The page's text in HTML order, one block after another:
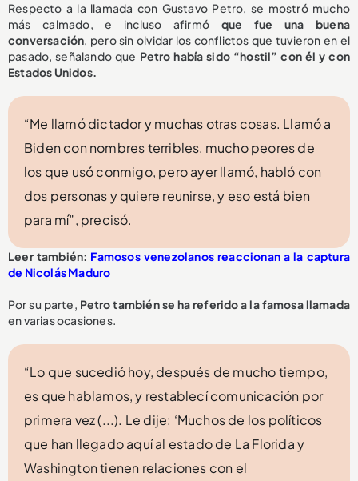
Respecto a la llamada con Gustavo Petro, se mostró mucho
más calmado, e incluso afirmó que fue una buena
conversación, pero sin olvidar los conflictos que tuvieron en el
pasado, señalando que Petro había sido “hostil” con él y con
Estados Unidos.
“Me llamó dictador y muchas otras cosas. Llamó a
Biden con nombres terribles, mucho peores de
los que usó conmigo, pero ayer llamó, habló con
dos personas y quiere reunirse, y eso está bien
para mí”, precisó.
Leer también: Famosos venezolanos reaccionan a la captura
de Nicolás Maduro
Por su parte, Petro también se ha referido a lafamosa llamada
en varias ocasiones.
“Lo que sucedió hoy, después de mucho tiempo,
es que hablamos, y restablecí comunicación por
primera vez (...). Le dije: ‘Muchos de los políticos
que han llegado aquí al estado de La Florida y
Washington tienen relaciones con el